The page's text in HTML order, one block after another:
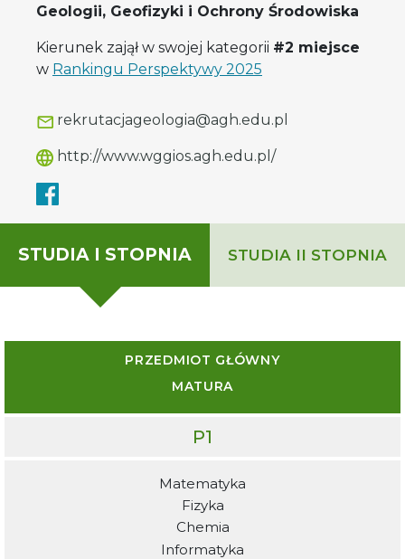
Geologii, Geofizyki i Ochrony Środowiska
Kierunek zajął w swojej kategorii #2 miejsce
w Rankingu Perspektywy 2025
rekrutacjageologia@agh.edu.pl
http://www.wggios.agh.edu.pl/
STUDIA I STOPNIA STUDIA II STOPNIA
PRZEDMIOT GŁÓWNY
MATURA
P1
Matematyka
Fizyka
Chemia
Informatyka